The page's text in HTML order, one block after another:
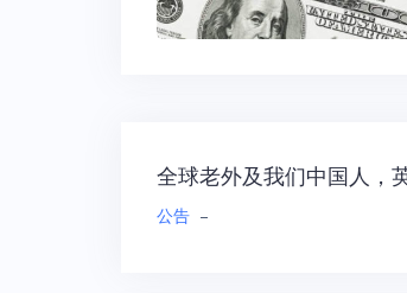
全球老外及我们中国人，
公告 –